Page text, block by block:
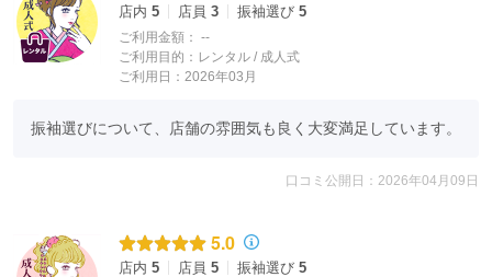
店内 5 店員 3 振袖選び 5
ご利用金額： --
ご利用目的： レンタル / 成人式
ご利用日：2026年03月
振袖選びについて、店舗の雰囲気も良く大変満足しています。
口コミ公開日：2026年04月09日
5.0
店内 5 店員 5 振袖選び 5